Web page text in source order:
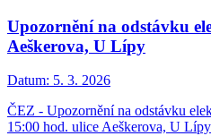
Upozornění na odstávku
Aeškerova, U Lípy
Datum: 5. 3. 2026
ČEZ - Upozornění na odstávku
15:00 hod. ulice Aeškerova, U